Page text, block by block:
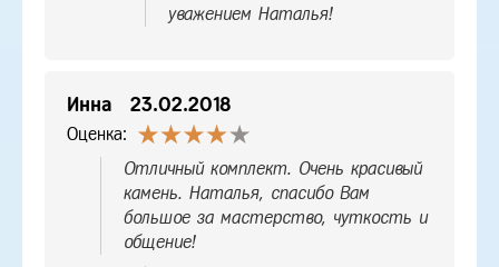
уважением Наталья!
Инна 23.02.2018
Оценка:
Отличный комплект. Очень красивый
камень. Наталья, спасибо Вам
большое за мастерство, чуткость и
общение!